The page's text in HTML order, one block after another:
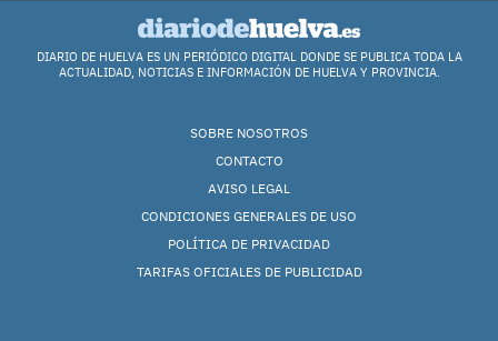
DIARIO DE HUELVA ES UN PERIÓDICO DIGITAL DONDE SE PUBLICA TODA LA
ACTUALIDAD, NOTICIAS E INFORMACIÓN DE HUELVA Y PROVINCIA.
SOBRE NOSOTROS
CONTACTO
AVISO LEGAL
CONDICIONES GENERALES DE USO
POLÍTICA DE PRIVACIDAD
TARIFAS OFICIALES DE PUBLICIDAD